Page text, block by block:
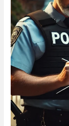
semnez
procesul
verbal
de
contravenție?